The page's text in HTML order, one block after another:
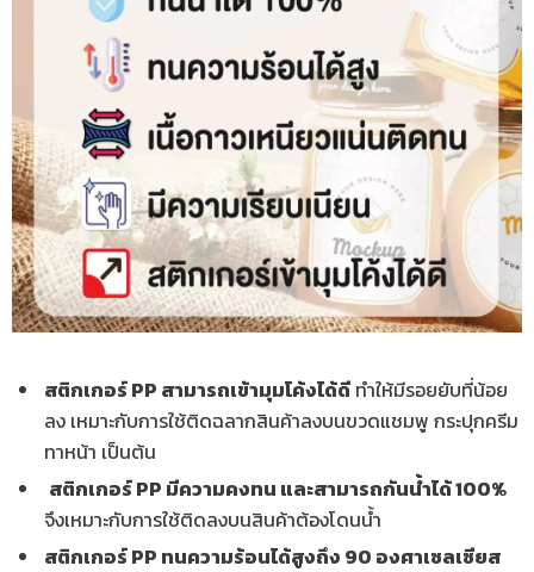
สติกเกอร์ PP สามารถเข้ามุมโค้งได้ดี ทำให้มีรอยยับที่น้อย
ลง เหมาะกับการใช้ติดฉลากสินค้าลงบนขวดแชมพู กระปุกครีม
ทาหน้า เป็นต้น
สติกเกอร์ PP มีความคงทน และสามารถกันน้ำได้ 100%
จึงเหมาะกับการใช้ติดลงบนสินค้าต้องโดนน้ำ
สติกเกอร์ PP ทนความร้อนได้สูงถึง 90 องศาเซลเซียส